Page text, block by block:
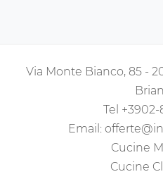
Via Monte Bianco, 85 -
Tel +3902-
Email:
Cucine
Cucine